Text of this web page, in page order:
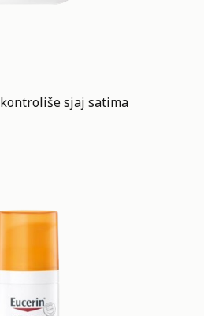
kontroliše sjaj satima